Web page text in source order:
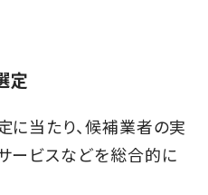
定
に当たり、候補業者の実
ービスなどを総合的に